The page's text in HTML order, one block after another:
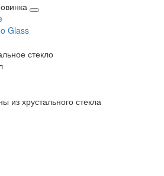
Glass
стекло
из хрустального стекла